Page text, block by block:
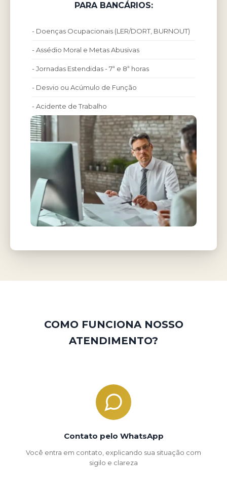
PARA BANCÁRIOS:
- Doenças Ocupacionais (LER/DORT, BURNOUT)
- Assédio Moral e Metas Abusivas
- Jornadas Estendidas - 7ª e 8ª horas
- Desvio ou Acúmulo de Função
- Acidente de Trabalho
COMO FUNCIONA NOSSO
ATENDIMENTO?
Contato pelo WhatsApp
Você entra em contato, explicando sua situação com
sigilo e clareza